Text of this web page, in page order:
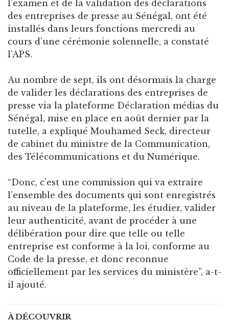
l’examen et de la validation des déclarations
des entreprises de presse au Sénégal, ont été
installés dans leurs fonctions mercredi au
cours d’une cérémonie solennelle, a constaté
l’APS.
Au nombre de sept, ils ont désormais la charge
de valider les déclarations des entreprises de
presse via la plateforme Déclaration médias du
Sénégal, mise en place en août dernier par la
tutelle, a expliqué Mouhamed Seck, directeur
de cabinet du ministre de la Communication,
des Télécommunications et du Numérique.
“Donc, c’est une commission qui va extraire
l’ensemble des documents qui sont enregistrés
au niveau de la plateforme, les étudier, valider
leur authenticité, avant de procéder à une
délibération pour dire que telle ou telle
entreprise est conforme à la loi, conforme au
Code de la presse, et donc reconnue
officiellement par les services du ministère”, a-t-
il ajouté.
À DÉCOUVRIR